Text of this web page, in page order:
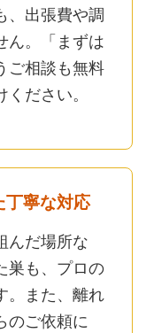
、出張費や調
ん。「まずは
ご相談も無料
ださい。
丁寧な対応
んだ場所な
巣も、プロの
。また、離れ
のご依頼に